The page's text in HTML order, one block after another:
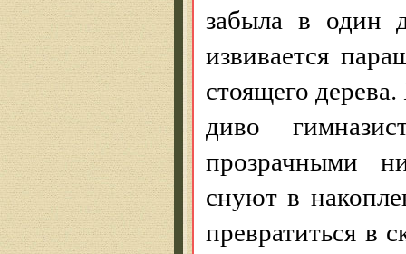
забыла в один
извивается
стоящего
диво
прозрачными
снуют в
превратиться в